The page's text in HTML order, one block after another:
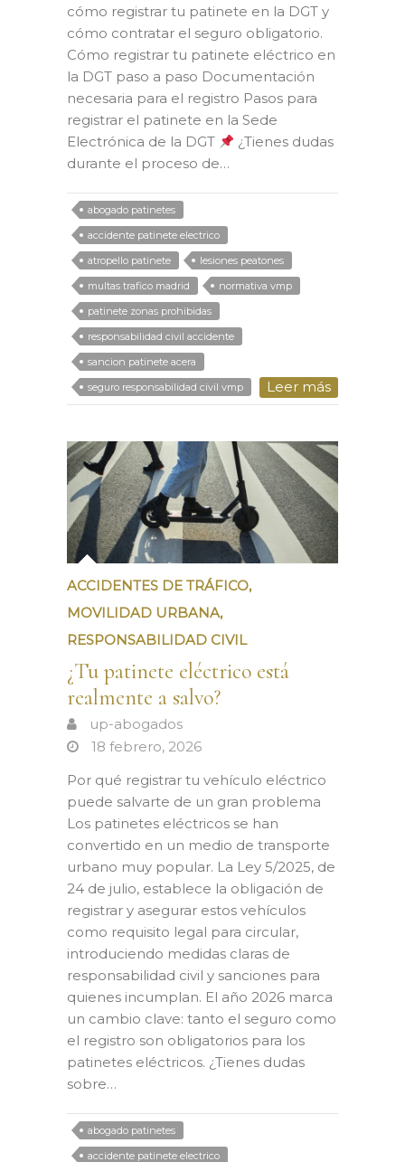
cómo registrar tu patinete en la DGT y
cómo contratar el seguro obligatorio.
Cómo registrar tu patinete eléctrico en
la DGT paso a paso Documentación
necesaria para el registro Pasos para
registrar el patinete en la Sede
Electrónica de la DGT
¿Tienes dudas
durante el proceso de…
abogado patinetes
accidente patinete electrico
atropello patinete
lesiones peatones
multas trafico madrid
normativa vmp
patinete zonas prohibidas
responsabilidad civil accidente
sancion patinete acera
seguro responsabilidad civil vmp
Leer más
ACCIDENTES DE TRÁFICO,
MOVILIDAD URBANA,
RESPONSABILIDAD CIVIL
¿Tu patinete eléctrico está
realmente a salvo?
up-abogados
18 febrero, 2026
Por qué registrar tu vehículo eléctrico
puede salvarte de un gran problema
Los patinetes eléctricos se han
convertido en un medio de transporte
urbano muy popular. La Ley 5/2025, de
24 de julio, establece la obligación de
registrar y asegurar estos vehículos
como requisito legal para circular,
introduciendo medidas claras de
responsabilidad civil y sanciones para
quienes incumplan. El año 2026 marca
un cambio clave: tanto el seguro como
el registro son obligatorios para los
patinetes eléctricos. ¿Tienes dudas
sobre…
abogado patinetes
accidente patinete electrico